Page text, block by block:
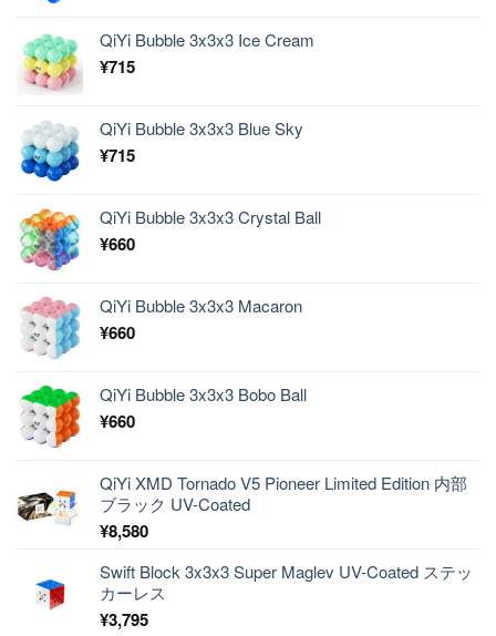
QiYi Bubble 3x3x3 Ice Cream
¥715
QiYi Bubble 3x3x3 Blue Sky
¥715
QiYi Bubble 3x3x3 Crystal Ball
¥660
QiYi Bubble 3x3x3 Macaron
¥660
QiYi Bubble 3x3x3 Bobo Ball
¥660
QiYi XMD Tornado V5 Pioneer Limited Edition 内部
ブラック UV-Coated
¥8,580
Swift Block 3x3x3 Super Maglev UV-Coated ステッ
カーレス
¥3,795